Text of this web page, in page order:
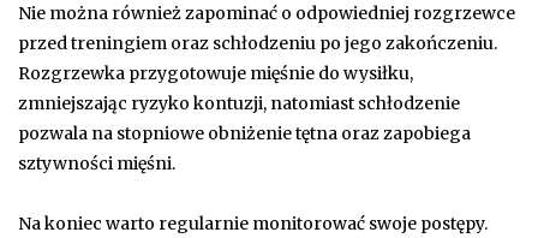
Nie można również zapominać o odpowiedniej rozgrzewce
przed treningiem oraz schłodzeniu po jego zakończeniu.
Rozgrzewka przygotowuje mięśnie do wysiłku,
zmniejszając ryzyko kontuzji, natomiast schłodzenie
pozwala na stopniowe obniżenie tętna oraz zapobiega
sztywności mięśni.
Na koniec warto regularnie monitorować swoje postępy.